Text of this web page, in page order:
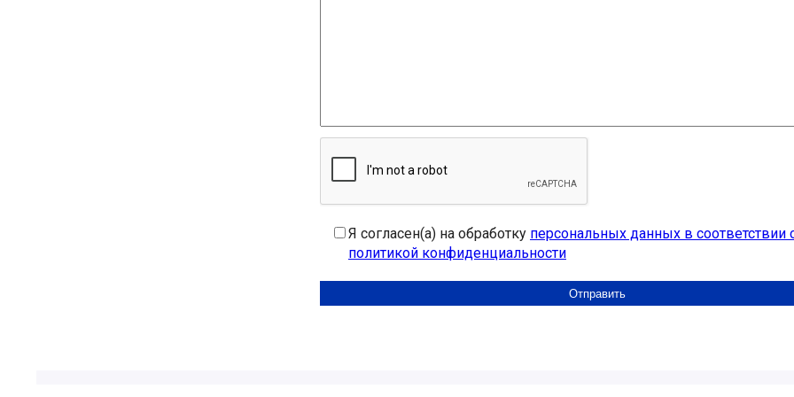
Я согласен(а) на обработку персональных данных в соответствии
политикой конфиденциальности